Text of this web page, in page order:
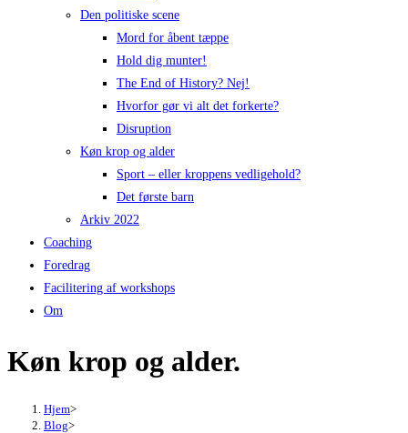
Den politiske scene
Mord for åbent tæppe
Hold dig munter!
The End of History? Nej!
Hvorfor gør vi alt det forkerte?
Disruption
Køn krop og alder
Sport – eller kroppens vedligehold?
Det første barn
Arkiv 2022
Coaching
Foredrag​
Facilitering af workshops
Om
Køn krop og alder.
Hjem>
Blog>